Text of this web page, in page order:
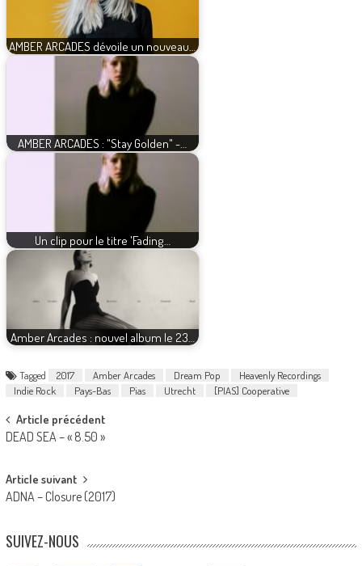
AMBER ARCADES dévoile un nouveau…
AMBER ARCADES : "Stay Golden" -…
Un clip pour le titre 'Fading…
Amber Arcades : nouvel album le 23…
Tagged 2017 Amber Arcades Dream Pop
Heavenly Recordings
Indie Rock
Pays-Bas Pias Utrecht [PIAS] Cooperative
Post
navigation
Article précédent
DEAD SEA – « 8.50 »
Article suivant
ADNA – Closure (2017)
SUIVEZ-NOUS